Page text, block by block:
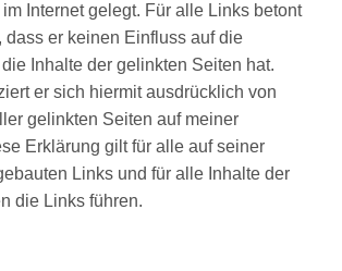
Internet gelegt. Für alle Links betont
dass er keinen Einfluss auf die
Inhalte der gelinkten Seiten hat.
er sich hiermit ausdrücklich von
gelinkten Seiten auf meiner
Erklärung gilt für alle auf seiner
Links und für alle Inhalte der
die Links führen.